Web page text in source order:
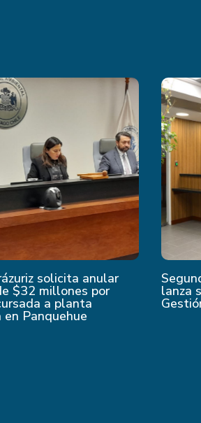
solicita anular
$32 millones por
a planta
en Panquehue
lanza